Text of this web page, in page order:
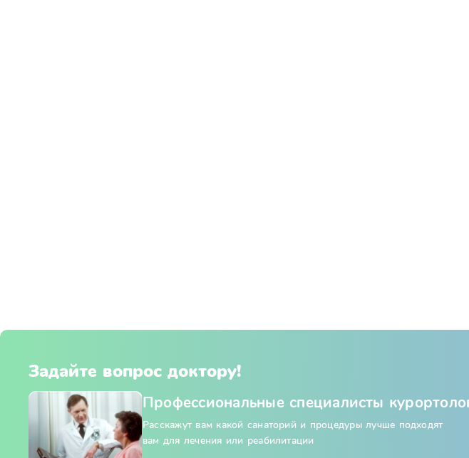
Задайте вопрос доктору!
Профессиональные специалисты
Расскажут вам какой санаторий и процедуры лучше подходят
вам для лечения или реабилитации